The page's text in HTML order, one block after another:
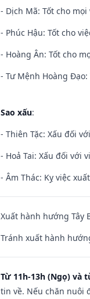
- Dịch Mã: Tốt cho
- Phúc Hậu: Tốt cho
- Hoàng Ân: Tốt cho
- Tư Mệnh Hoàng Đạo:
Sao xấu:
- Thiên Tặc: Xấu đối
- Hoả Tai: Xấu đối với
- Âm Thác: Kỵ việc
Xuất hành hướng Tây
Tránh xuất hành
Từ 11h-13h (Ngọ) và
tin về. Nếu chăn nuôi